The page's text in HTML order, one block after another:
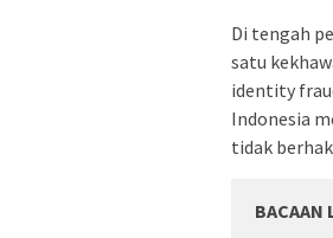
Di tengah
satu
identity
Indonesia
tidak
BACAAN